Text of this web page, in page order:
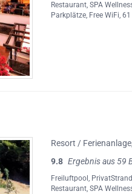
Restaurant,SPA
Parkplätze, Free WiFi,
Resort / Ferienanlage,
9.8 Ergebnis aus 59
Freiluftpool,
Restaurant,SPA